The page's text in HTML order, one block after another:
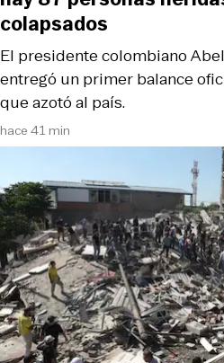
hace 41 min
El presidente colombiano
entregó un primer balance
que azotó al país.
colapsados